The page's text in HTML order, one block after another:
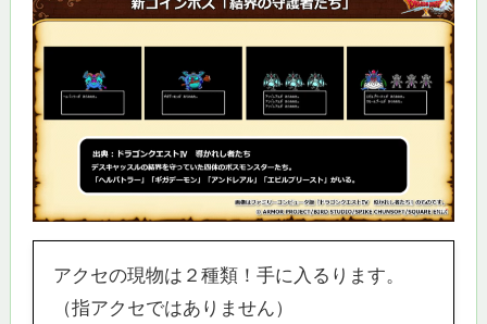
アクセの現物は２種類！手に入るります。
（指アクセではありません）